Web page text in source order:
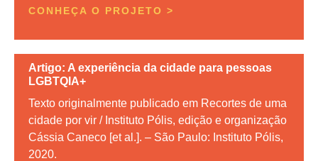
CONHEÇA O PROJETO >
Artigo: A experiência da cidade para pessoas
LGBTQIA+
Texto originalmente publicado em Recortes de uma
cidade por vir / Instituto Pólis, edição e organização
Cássia Caneco [et al.]. – São Paulo: Instituto Pólis,
2020.